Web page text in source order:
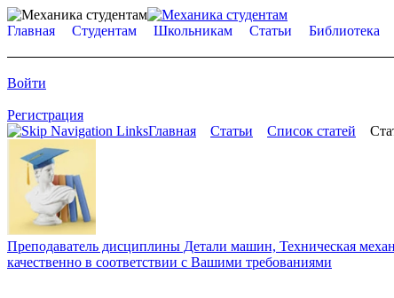
Главная Студентам Школьникам Статьи Библиотека
Войти
Регистрация
Главная
Статьи Список статей
Преподаватель дисциплины Детали машин, Техническая
качественно в соответствии с Вашими требованиями